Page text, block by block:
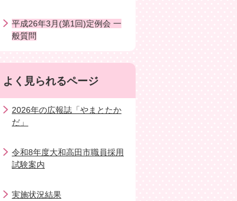
平成26年3月(第1回)定例会 一
般質問
よく見られるページ
2026年の広報誌「やまとたか
だ」
令和8年度大和高田市職員採用
試験案内
実施状況結果